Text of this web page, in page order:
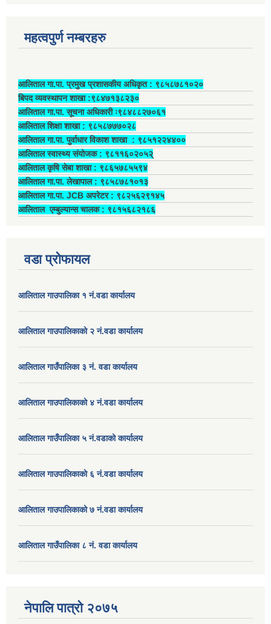
महत्वपुर्ण नम्बरहरु
आलिताल गा.पा. प्रमुख प्रशासकीय अधिकृत ‍: ९८५८७८१०२०
बिपद व्यवस्थापन शाखा :९८४७१३८२३०
आलिताल गा.पा. सूचना अधिकारी ः९८४८८२७०६१
आलिताल शिक्षा शाखा : ९८५८७७७०२८
आलिताल गा.पा. पुर्वाधार विकाश शाखा ‍: ९८५१२२४४००
आलिताल स्वास्थ्य संयोजक ‍: ९८११६०२०५२्
आलिताल कृषि सेबा शाखा : ९८६५७८५५९४
आलिताल गा.पा. लेखापाल ‍: ९८५८७८१०१३
आलिताल गा.पा. JCB अपरेटर ‍: ९८२५६२९१४५
आलिताल एम्बुल्यान्स चालक ‍: ९८१५६८२१८६
वडा प्रोफायल
आलिताल गाउपालिका १ नं.वडा कार्यालय
आलिताल गाउपालिकाको २ नं.वडा कार्यालय
आलिताल गाउँपालिका ३ नं. वडा कार्यालय
आलिताल गाउपालिकाको ४ नं.वडा कार्यालय
आलिताल गाउँपालिका ५ नं.वडाको कार्यालय
आलिताल गाउपालिकाको ६ नं.वडा कार्यालय
आलिताल गाउपालिकाको ७ नं.वडा कार्यालय
आलिताल गाउँपालिका ८ नं. वडा कार्यालय
नेपालि पात्रो २०७५